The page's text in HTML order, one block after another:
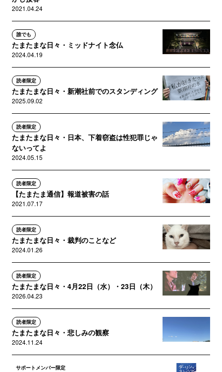
2021.04.24
誰でも
たまたまな日々・ミッドナイト念仏
2024.04.19
読者限定
たまたまな日々・新潮社前でのスタンディング
2025.09.02
読者限定
たまたまな日々・日本、下着窃盗は性犯罪じゃ
ないってよ
2024.05.15
読者限定
【たまたま通信】報道被害の話
2021.07.17
読者限定
たまたまな日々・裁判のことなど
2024.01.26
読者限定
たまたまな日々・4月22日（水）・23日（木）
2026.04.23
読者限定
たまたまな日々・悲しみの観察
2024.11.24
サポートメンバー限定